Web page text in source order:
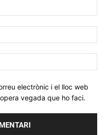
web:
electrònic i el lloc web
vegada que ho faci.